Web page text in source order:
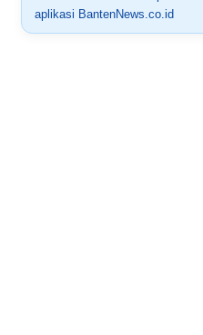
aplikasi BantenNews.co.id